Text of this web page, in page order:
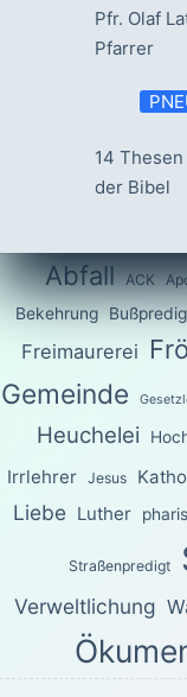
Pfr. Olaf
Pfarrer
14
der Bibel
Abfall ACK
Bekehrung
Freimaurerei
Gemeinde
Heuchelei
Irrlehrer Jesus
Liebe Luther
Straßenpredigt
Verweltlichung